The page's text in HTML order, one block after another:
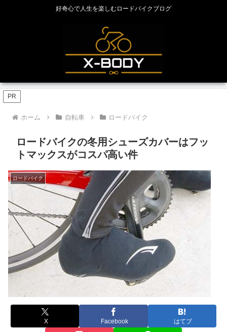
好奇心で人生を楽しむロードバイクブログ
PR
ホーム 自転車 ロードバイク
ロードバイクの冬用シューズカバーはフッ
トマックスがコスパ高い件
ロードバイク
X Facebook はてブ